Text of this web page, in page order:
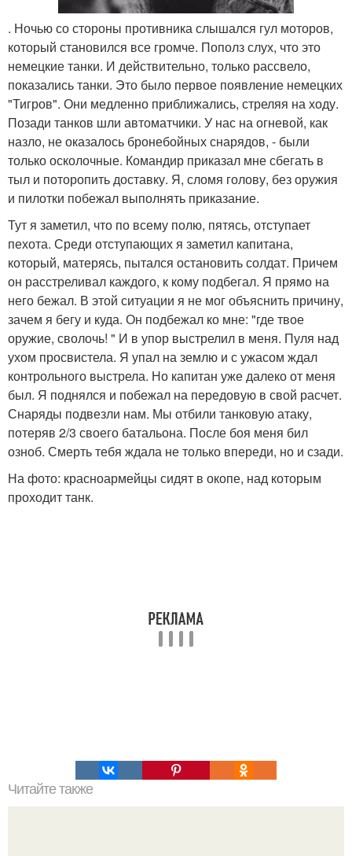
. Ночью со стороны противника слышался гул моторов,
который становился все громче. Пополз слух, что это
немецкие танки. И действительно, только рассвело,
показались танки. Это было первое появление немецких
"Тигров". Они медленно приближались, стреляя на ходу.
Позади танков шли автоматчики. У нас на огневой, как
назло, не оказалось бронебойных снарядов, - были
только осколочные. Командир приказал мне сбегать в
тыл и поторопить доставку. Я, сломя голову, без оружия
и пилотки побежал выполнять приказание.
Тут я заметил, что по всему полю, пятясь, отступает
пехота. Среди отступающих я заметил капитана,
который, матерясь, пытался остановить солдат. Причем
он расстреливал каждого, к кому подбегал. Я прямо на
него бежал. В этой ситуации я не мог объяснить причину,
зачем я бегу и куда. Он подбежал ко мне: "где твое
оружие, сволочь! " И в упор выстрелил в меня. Пуля над
ухом просвистела. Я упал на землю и с ужасом ждал
контрольного выстрела. Но капитан уже далеко от меня
был. Я поднялся и побежал на передовую в свой расчет.
Снаряды подвезли нам. Мы отбили танковую атаку,
потеряв 2/3 своего батальона. После боя меня бил
озноб. Смерть тебя ждала не только впереди, но и сзади.
На фото: красноармейцы сидят в окопе, над которым
проходит танк.
Читайте также